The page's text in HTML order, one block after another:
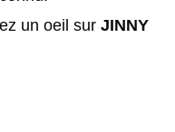
un oeil sur JINNY